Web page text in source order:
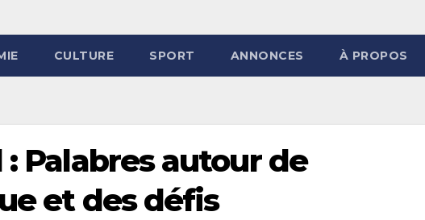
CULTURE SPORT ANNONCES À PROPOS
Palabres autour de
et des défis